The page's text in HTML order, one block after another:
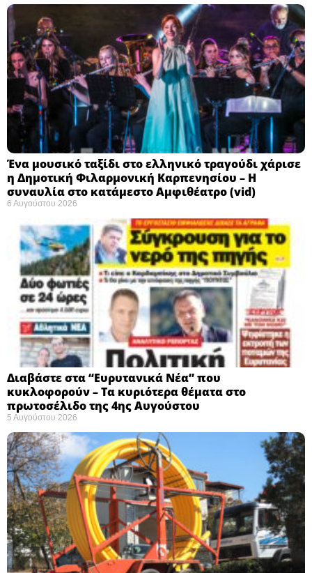
Ένα μουσικό ταξίδι στο ελληνικό τραγούδι χάρισε
η Δημοτική Φιλαρμονική Καρπενησίου – Η
συναυλία στο κατάμεστο Αμφιθέατρο (vid)
6 Αυγούστου 2026
Διαβάστε στα “Ευρυτανικά Νέα” που
κυκλοφορούν – Τα κυριότερα θέματα στο
πρωτοσέλιδο της 4ης Αυγούστου
5 Αυγούστου 2026